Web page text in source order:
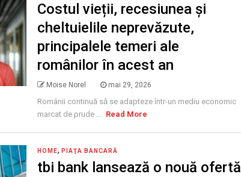
Costul vieții, recesiunea și
cheltuielile neprevăzute,
principalele temeri ale
românilor în acest an
Moise Norel mai 29, 2026
Românii continuă să se adapteze într-un mediu economic
marcat de prude ... Read More
HOME, PIAŢA BANCARĂ
tbi bank lansează o nouă ofertă